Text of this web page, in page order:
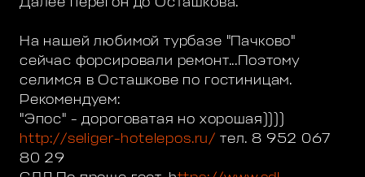
Далее перегон до Осташкова.
На нашей любимой турбазе "Пачково"
сейчас форсировали ремонт...Поэтому
селимся в Осташкове по гостиницам.
Рекомендуем:
"Эпос" - дороговатая но хорошая))))
http://seliger-hotelepos.ru/ тел. 8 952 067
80 29